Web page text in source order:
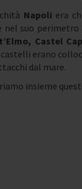
Napoli era
nel suo perimetro
Castel
erano
dal mare.
insieme